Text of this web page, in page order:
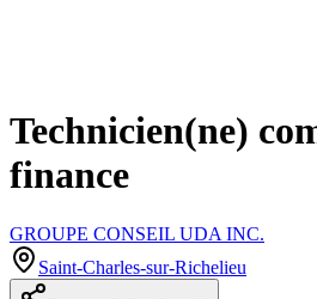
Technicien(ne)
finance
GROUPE CONSEIL UDA INC.
Saint-Charles-sur-Richelieu